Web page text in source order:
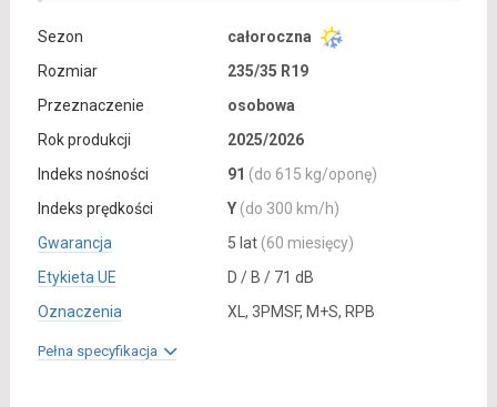
Sezon
całoroczna
Rozmiar
235/35 R19
Przeznaczenie
osobowa
Rok produkcji
2025/2026
Indeks nośności
91 (do 615 kg/oponę)
Indeks prędkości
Y (do 300 km/h)
Gwarancja
5 lat (60 miesięcy)
Etykieta UE
D / B / 71 dB
Oznaczenia
XL, 3PMSF, M+S, RPB
Pełna specyfikacja